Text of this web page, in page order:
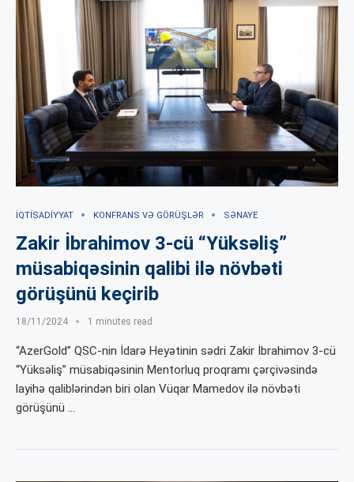
İQTISADIYYAT KONFRANS VƏ GÖRÜŞLƏR SƏNAYE
Zakir İbrahimov 3-cü “Yüksəliş”
müsabiqəsinin qalibi ilə növbəti
görüşünü keçirib
18/11/2024 1 minutes read
“AzerGold” QSC-nin İdarə Heyətinin sədri Zakir İbrahimov 3-cü
“Yüksəliş” müsabiqəsinin Mentorluq proqramı çərçivəsində
layihə qaliblərindən biri olan Vüqar Mamedov ilə növbəti
görüşünü …